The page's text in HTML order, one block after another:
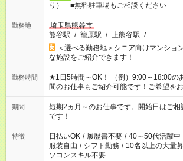
り） ■無料駐車場もご相談ください
勤務地
埼玉県熊谷市
熊谷駅 / 籠原駅 / 上熊谷駅 / …
＜選べる勤務地＞シニア向けマンシ
な施設をご紹介できます！
勤務時間
★1日5時間～OK！ （例）9:00～18:00の
間のお仕事もご紹介可能です！ご希望を
庭の都合でお休みが必要な場合も遠慮な
週最低15時間以上の勤務が必要です
期間
短期2ヵ月～のお仕事です。開始日はご
です！
特徴 日払いOK / 履歴書不要 / 40～50代活躍中
服装自由 / シフト勤務 / 10名以上の大量
ソコンスキル不要